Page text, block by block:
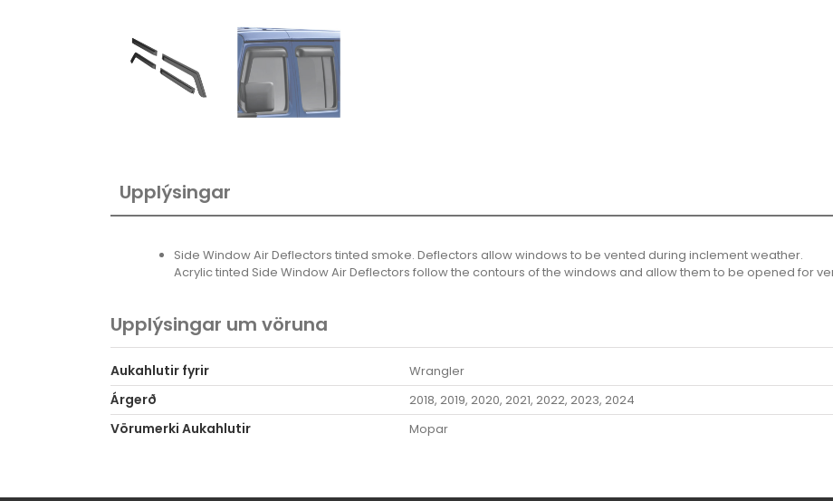
Upplýsingar
Side Window Air Deflectors tinted smoke. Deflectors allow windows to be vented during inclement weather.
Acrylic tinted Side Window Air Deflectors follow the contours of the windows and allow them to be opened for
Upplýsingar um vöruna
Aukahlutir fyrir Wrangler
Árgerð 2018, 2019, 2020, 2021, 2022, 2023, 2024
Vörumerki Aukahlutir Mopar